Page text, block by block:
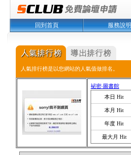
回到首頁 服務說明
人氣排行榜是以您網站的人氣值做排名。
袐密‧圖書館
本日 Hit
本月 Hit
年度 Hit
最大月 Hit